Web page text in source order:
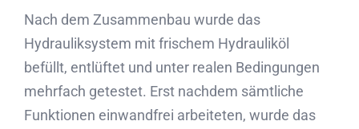
Nach dem Zusammenbau wurde das
Hydrauliksystem mit frischem Hydrauliköl
befüllt, entlüftet und unter realen Bedingungen
mehrfach getestet. Erst nachdem sämtliche
Funktionen einwandfrei arbeiteten, wurde das